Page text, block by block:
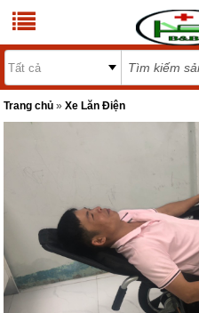
Trang chủ »Xe Lăn Điện